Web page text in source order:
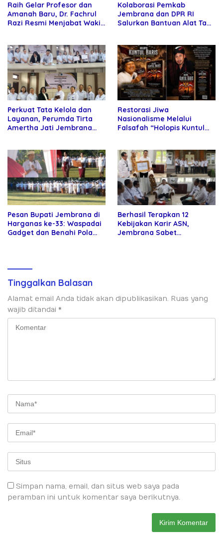
Raih Gelar Profesor dan
Amanah Baru, Dr. Fachrul
Razi Resmi Menjabat Wakil
Kolaborasi Pemkab
Jembrana dan DPR RI
Salurkan Bantuan Alat Tani
Perkuat Tata Kelola dan
Layanan, Perumda Tirta
Amertha Jati Jembrana
Restorasi Jiwa
Nasionalisme Melalui
Falsafah “Holopis Kuntul
Pesan Bupati Jembrana di
Harganas ke-33: Waspadai
Gadget dan Benahi Pola
Berhasil Terapkan 12
Kebijakan Karir ASN,
Jembrana Sabet
Tinggalkan Balasan
Alamat email Anda tidak akan dipublikasikan. Ruas yang
wajib ditandai *
Simpan nama, email, dan situs web saya pada
peramban ini untuk komentar saya berikutnya.